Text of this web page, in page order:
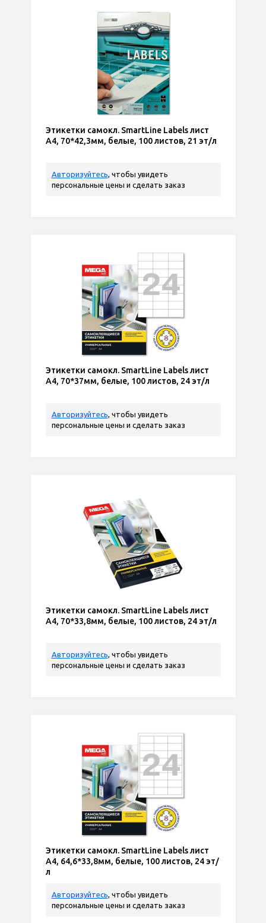
Этикетки самокл. SmartLine Labels лист
А4, 70*42,3мм, белые, 100 листов, 21 эт/л
Авторизуйтесь, чтобы увидеть
персональные цены и сделать заказ
Этикетки самокл. SmartLine Labels лист
А4, 70*37мм, белые, 100 листов, 24 эт/л
Авторизуйтесь, чтобы увидеть
персональные цены и сделать заказ
Этикетки самокл. SmartLine Labels лист
А4, 70*33,8мм, белые, 100 листов, 24 эт/л
Авторизуйтесь, чтобы увидеть
персональные цены и сделать заказ
Этикетки самокл. SmartLine Labels лист
А4, 64,6*33,8мм, белые, 100 листов, 24 эт/
л
Авторизуйтесь, чтобы увидеть
персональные цены и сделать заказ